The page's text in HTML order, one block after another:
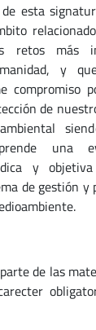
esta
retos más
y
compromiso
de
una
y
de gestión
de las